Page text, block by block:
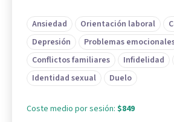
Ansiedad Orientación laboral
Depresión
Problemas
Conflictos familiares
Infidelidad
Identidad sexual
Duelo
Coste medio por sesión: $849